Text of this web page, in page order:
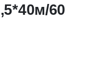
60